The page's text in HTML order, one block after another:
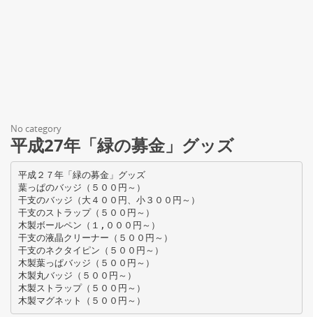
No category
平成27年「緑の募金」グッズ
平成２７年「緑の募金」グッズ
葉っぱのバッジ（５００円～）
干支のバッジ（大４００円、小３００円～）
干支のストラップ（５００円～）
木製ボールペン（１,０００円～）
干支の液晶クリーナー（５００円～）
干支のネクタイピン（５００円～）
木製葉っぱバッジ（５００円～）
木製丸バッジ（５００円～）
木製ストラップ（５００円～）